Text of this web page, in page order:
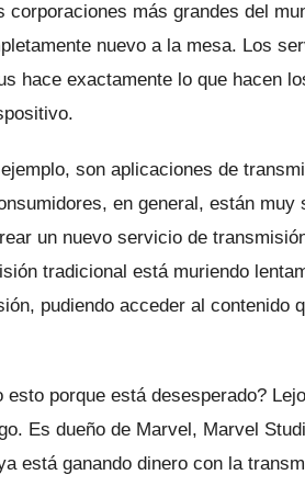
corporaciones más grandes del
nuevo a la mesa. Los
hace exactamente lo que hacen
son aplicaciones de
en general, están muy
un nuevo servicio de
tradicional está muriendo
pudiendo acceder al contenido
porque está desesperado?
Es dueño de Marvel, Marvel
está ganando dinero con la